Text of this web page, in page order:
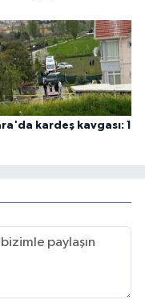
kardeş kavgası: 1